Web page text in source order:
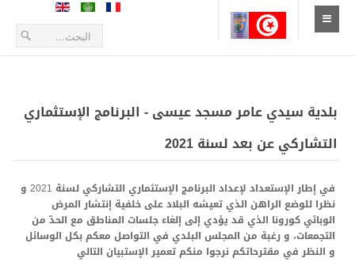
الإستقبال
أعلانات و بلاغات
التعريف بالمدينة
الموقع الجغرافي
بلدية سيدي عامر مسجد عيسى - البرنامج الإستثماري
التشاركي عن بعد لسنة 2021
في إطار الإستعداد لإعداد البرنامج الإستثماري التشاركي لسنة 2021 و
نظرا للوضع الراهن الذي تعيشه البلاد على خلفية إنتشار المرض
الوبائي كورونا الذي قد يؤدي إلى إلغاء جلسات المناطق مع الحدّ من
التجمعات، و رغبة من المجلس البلدي في التواصل معكم بكل الوسائل
و النظر في مقترحاتكم نرجوا منكم تعمير الإستبيان التالي